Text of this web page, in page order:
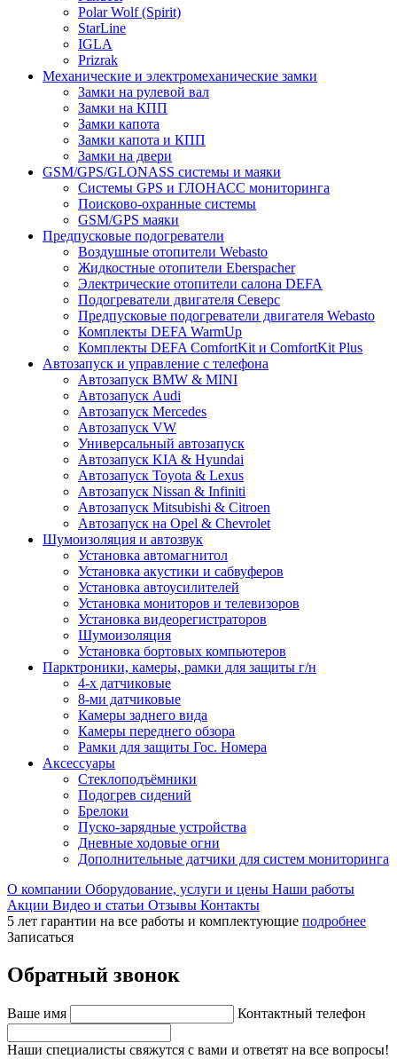
Polar Wolf (Spirit)
StarLine
IGLA
Prizrak
Механические и электромеханические замки
Замки на рулевой вал
Замки на КПП
Замки капота
Замки капота и КПП
Замки на двери
GSM/GPS/GLONASS системы и маяки
Системы GPS и ГЛОНАСС мониторинга
Поисково-охранные системы
GSM/GPS маяки
Предпусковые подогреватели
Воздушные отопители Webasto
Жидкостные отопители Eberspacher
Электрические отопители салона DEFA
Подогреватели двигателя Северс
Предпусковые подогреватели двигателя Webasto
Комплекты DEFA WarmUp
Комплекты DEFA ComfortKit и ComfortKit Plus
Автозапуск и управление с телефона
Автозапуск BMW & MINI
Автозапуск Audi
Автозапуск Mercedes
Автозапуск VW
Универсальный автозапуск
Автозапуск KIA & Hyundai
Автозапуск Toyota & Lexus
Автозапуск Nissan & Infiniti
Автозапуск Mitsubishi & Citroen
Автозапуск на Opel & Chevrolet
Шумоизоляция и автозвук
Установка автомагнитол
Установка акустики и сабвуферов
Установка автоусилителей
Установка мониторов и телевизоров
Установка видеорегистраторов
Шумоизоляция
Установка бортовых компьютеров
Парктроники, камеры, рамки для защиты г/н
4-х датчиковые
8-ми датчиковые
Камеры заднего вида
Камеры переднего обзора
Рамки для защиты Гос. Номера
Аксессуары
Стеклоподъёмники
Подогрев сидений
Брелоки
Пуско-зарядные устройства
Дневные ходовые огни
Дополнительные датчики для систем мониторинга
О компании Оборудование, услуги и цены Наши работы
Акции Видео и статьи Отзывы Контакты
5 лет гарантии на все работы и комплектующие подробнее
Записаться
Обратный звонок
Ваше имя Контактный телефон
Наши специалисты свяжутся с вами и ответят на все вопросы!